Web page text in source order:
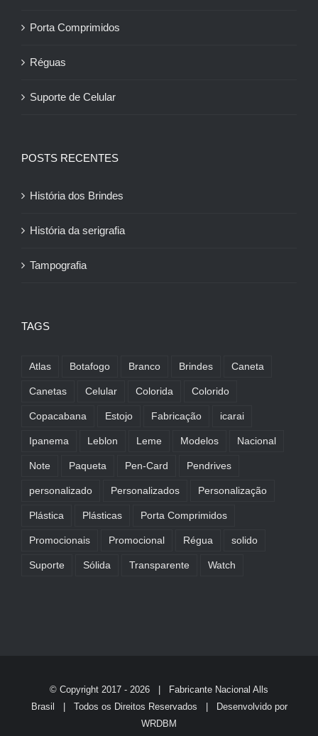
Porta Comprimidos
Réguas
Suporte de Celular
POSTS RECENTES
História dos Brindes
História da serigrafia
Tampografia
TAGS
Atlas Botafogo Branco Brindes Caneta
Canetas Celular Colorida Colorido
Copacabana Estojo Fabricação icarai
Ipanema Leblon Leme Modelos Nacional
Note Paqueta Pen-Card Pendrives
personalizado Personalizados Personalização
Plástica Plásticas Porta Comprimidos
Promocionais Promocional Régua solido
Suporte Sólida Transparente Watch
© Copyright 2017 - 2026 | Fabricante Nacional Alls
Brasil
| Todos os Direitos Reservados | Desenvolvido por
WRDBM